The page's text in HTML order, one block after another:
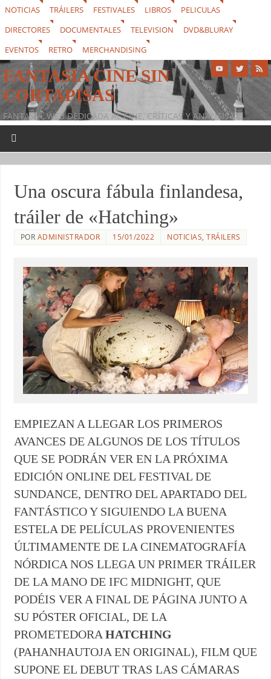
NOTICIAS TRÁILERS FESTIVALES LIBROS
PELICULAS
DIRECTORES
DOCUMENTALES TELEVISION
DVD&BLURAY
EVENTOS
RETRO MERCHANDISING
FANTASIA CINE SIN
CORTAPISAS
FANTASIA, WEB DEDICADA AL CINE, CRÍTICAS Y ANÁLISIS DE
PELÍCULAS, SERIES DE TELEVISIÓN, FESTIVALES, NOTICIAS, LIBROS,
SÉPTIMO ARTE
Una oscura fábula finlandesa,
tráiler de «Hatching»
POR ADMINISTRADOR 15/01/2022 NOTICIAS,TRÁILERS
EMPIEZAN A LLEGAR LOS PRIMEROS
AVANCES DE ALGUNOS DE LOS TÍTULOS
QUE SE PODRÁN VER EN LA PRÓXIMA
EDICIÓN ONLINE DEL FESTIVAL DE
SUNDANCE, DENTRO DEL APARTADO DEL
FANTÁSTICO Y SIGUIENDO LA BUENA
ESTELA DE PELÍCULAS PROVENIENTES
ÚLTIMAMENTE DE LA CINEMATOGRAFÍA
NÓRDICA NOS LLEGA UN PRIMER TRÁILER
DE LA MANO DE IFC MIDNIGHT, QUE
PODÉIS VER A FINAL DE PÁGINA JUNTO A
SU PÓSTER OFICIAL, DE LA
PROMETEDORA HATCHING
(PAHANHAUTOJA EN ORIGINAL), FILM QUE
SUPONE EL DEBUT TRAS LAS CÁMARAS